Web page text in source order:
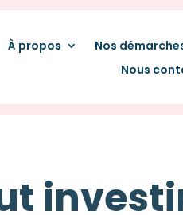
À propos Nos
Nous